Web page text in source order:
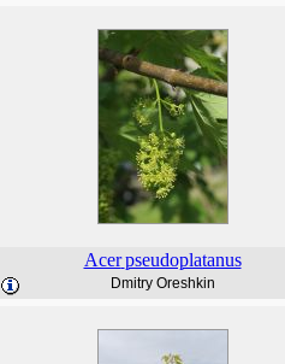
Acer pseudoplatanus
Dmitry Oreshkin